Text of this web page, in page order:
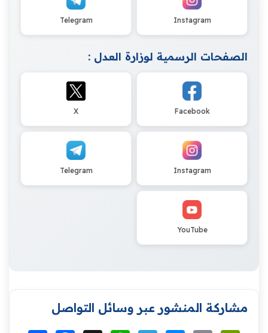
Instagram
Telegram
الصفحات الرسمية لوزارة العدل :
Facebook
X
Instagram
Telegram
YouTube
مشاركة المنشور عبر وسائل التواصل